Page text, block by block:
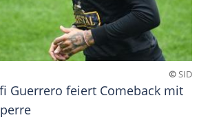
©SID
Guerrero feiert Comeback mit